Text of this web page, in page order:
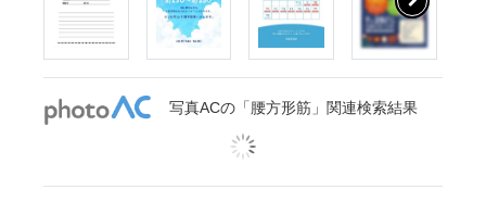
写真ACの「腰方形筋」関連検索結果